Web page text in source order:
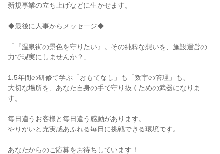
新規事業の立ち上げなどに生かせます。
◆最後に人事からメッセージ◆
「『温泉街の景色を守りたい』。その純粋な想いを、施設運営の
力で現実にしませんか？」
1.5年間の研修で学ぶ「おもてなし」も「数字の管理」も、
大切な場所を、あなた自身の手で守り抜くための武器になりま
す。
毎日違うお客様と毎日違う感動があります。
やりがいと充実感あふれる毎日に挑戦できる環境です。
あなたからのご応募をお待ちしています！